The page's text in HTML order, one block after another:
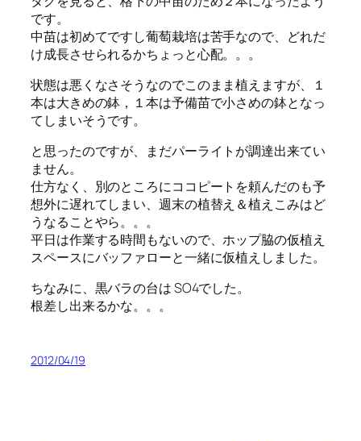
です。
中苗は初めてですし葡萄栽培は苦手なので、どれだ
け成長させられるかちょっと心配。。。
状態は悪くなさそうなのでこのまま植えますが、１
本は大きめの鉢，１本は予備苗で小さめの鉢となっ
てしまいそうです。
と思ったのですが、まだパーライトが調達出来てい
ません。
仕方なく、別のところにココピートを頼んだのも予
想外に遅れてしまい、週末の植替え＆植えこみはど
うなることやら。。。
平日は作業する時間もないので、ホップ脇の仮植え
スペースにバッファローと一緒に仮植えしました。
ちなみに、黒バラの台は SO4でした。
根差し出来るかな。。。
2012/04/19